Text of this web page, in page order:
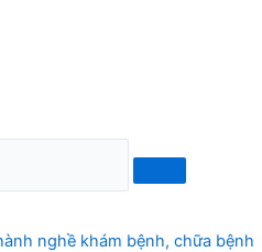
nghề khám bệnh, chữa bệnh